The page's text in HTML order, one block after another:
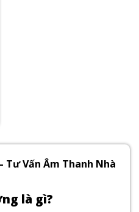
Tư Vấn Âm Thanh Nhà
là gì?